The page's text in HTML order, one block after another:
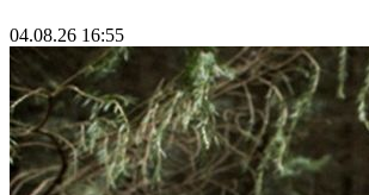
04.08.26 16:55